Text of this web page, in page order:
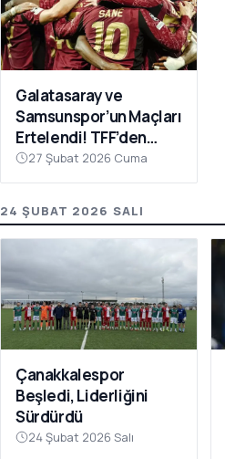
Galatasaray ve
Samsunspor’un Maçları
Ertelendi! TFF’den
Avrupa Mesaisi Kararı
27 Şubat 2026 Cuma
24 ŞUBAT 2026 SALI
Çanakkalespor
Beşledi, Liderliğini
Sürdürdü
24 Şubat 2026 Salı